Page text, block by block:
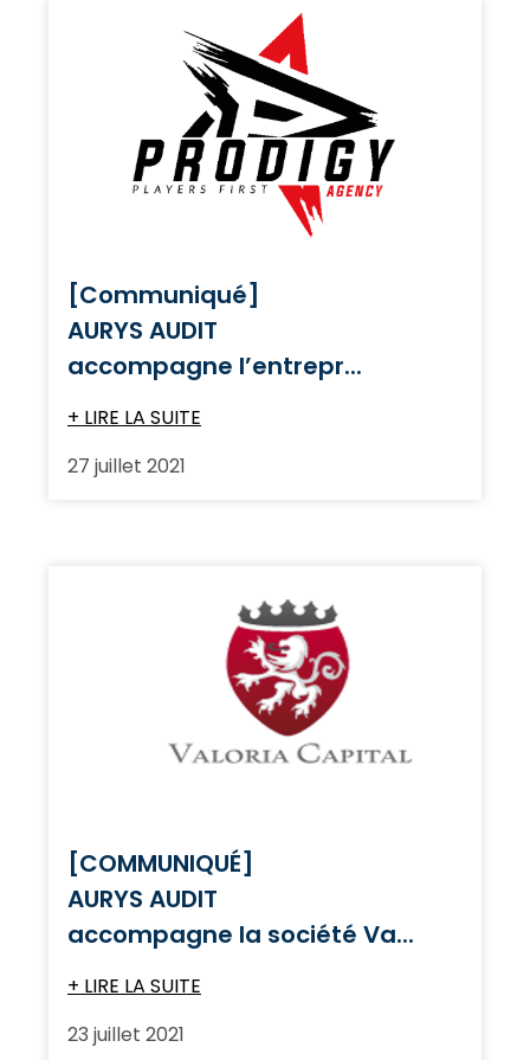
[Communiqué]
AURYS AUDIT
accompagne l’entrepr...
+ LIRE LA SUITE
27 juillet 2021
[COMMUNIQUÉ]
AURYS AUDIT
accompagne la société Va...
+ LIRE LA SUITE
23 juillet 2021